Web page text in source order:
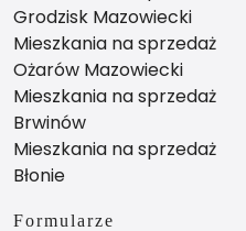
Grodzisk Mazowiecki
Mieszkania na sprzedaż
Ożarów Mazowiecki
Mieszkania na sprzedaż
Brwinów
Mieszkania na sprzedaż
Błonie
Formularze